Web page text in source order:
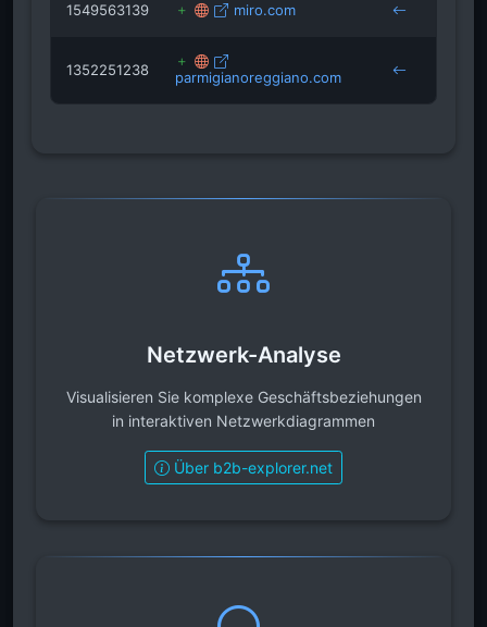
1549563139 miro.com
1352251238 parmigianoreggiano.com
Netzwerk-Analyse
Visualisieren Sie komplexe Geschäftsbeziehungen
in interaktiven Netzwerkdiagrammen
Über b2b-explorer.net